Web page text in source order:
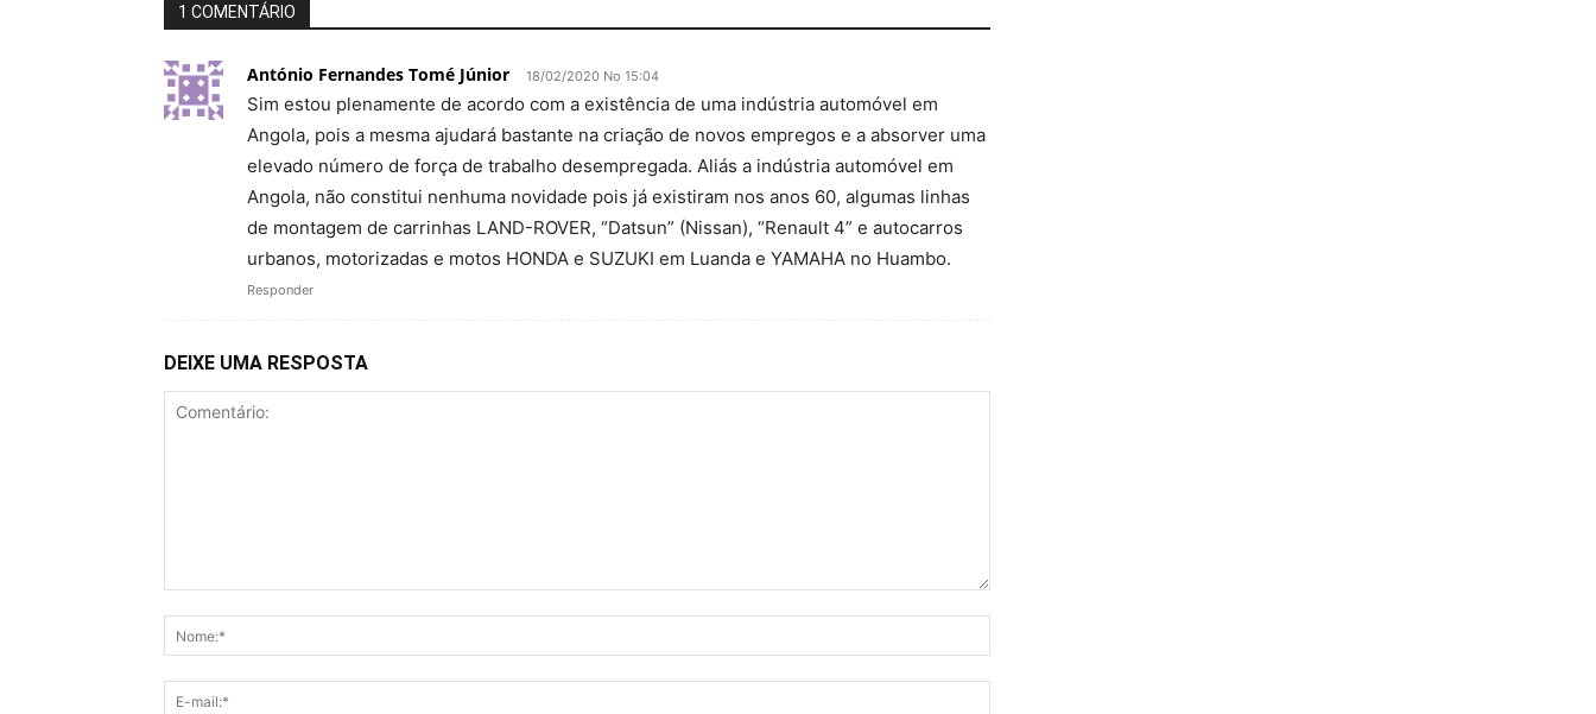
1 COMENTÁRIO
António Fernandes Tomé Júnior 18/02/2020 No 15:04
Sim estou plenamente de acordo com a existência de uma indústria automóvel em
Angola, pois a mesma ajudará bastante na criação de novos empregos e a absorver uma
elevado número de força de trabalho desempregada. Aliás a indústria automóvel em
Angola, não constitui nenhuma novidade pois já existiram nos anos 60, algumas linhas
de montagem de carrinhas LAND-ROVER, “Datsun” (Nissan), “Renault 4” e autocarros
urbanos, motorizadas e motos HONDA e SUZUKI em Luanda e YAMAHA no Huambo.
Responder
DEIXE UMA RESPOSTA